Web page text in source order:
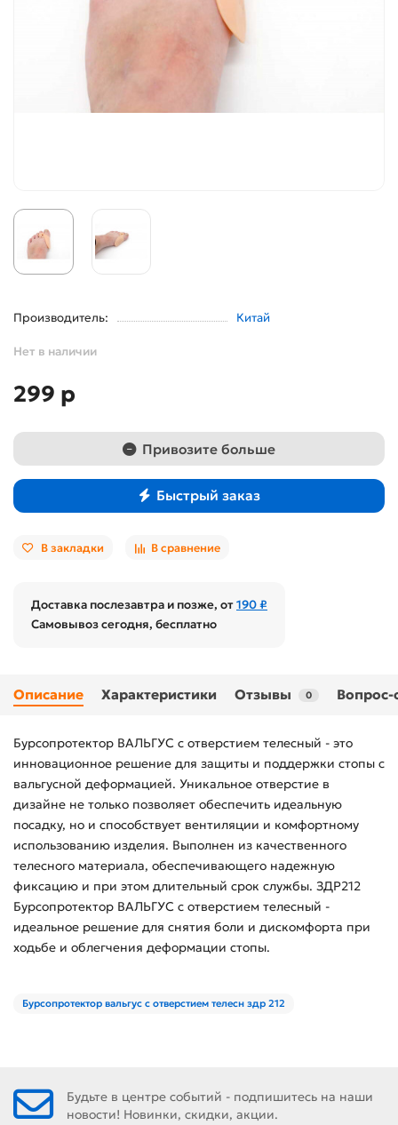
Производитель: Китай
Нет в наличии
299 р
Привозите больше
Быстрый заказ
В закладки В сравнение
Доставка послезавтра и позже, от190 ₽
Самовывоз сегодня, бесплатно
Описание Характеристики Отзывы 0 Вопрос-
Бурсопротектор ВАЛЬГУС с отверстием телесный - это
инновационное решение для защиты и поддержки стопы с
вальгусной деформацией. Уникальное отверстие в
дизайне не только позволяет обеспечить идеальную
посадку, но и способствует вентиляции и комфортному
использованию изделия. Выполнен из качественного
телесного материала, обеспечивающего надежную
фиксацию и при этом длительный срок службы. ЗДР212
Бурсопротектор ВАЛЬГУС с отверстием телесный -
идеальное решение для снятия боли и дискомфорта при
ходьбе и облегчения деформации стопы.
Бурсопротектор вальгус с отверстием телесн здр 212
Будьте в центре событий - подпишитесь на наши
новости! Новинки, скидки, акции.